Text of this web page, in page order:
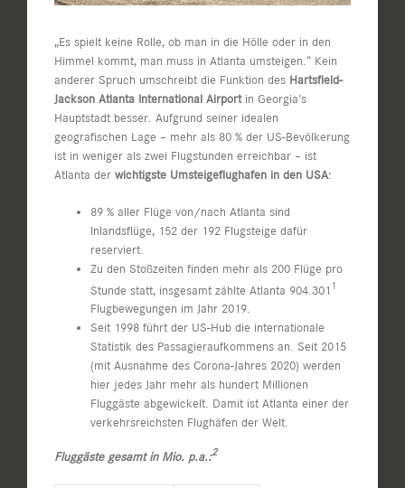
„Es spielt keine Rolle, ob man in die Hölle oder in den
Himmel kommt, man muss in Atlanta umsteigen.“ Kein
anderer Spruch umschreibt die Funktion des Hartsfield-
Jackson Atlanta International Airportin Georgia’s
Hauptstadt besser. Aufgrund seiner idealen
geografischen Lage – mehr als 80 % der US-Bevölkerung
ist in weniger als zwei Flugstunden erreichbar – ist
Atlanta der wichtigste Umsteigeflughafen in den USA:
89 % aller Flüge von/nach Atlanta sind
Inlandsflüge, 152 der 192 Flugsteige dafür
reserviert.
Zu den Stoßzeiten finden mehr als 200 Flüge pro
Stunde statt, insgesamt zählte Atlanta 904.301 1
Flugbewegungen im Jahr 2019.
Seit 1998 führt der US-Hub die internationale
Statistik des Passagieraufkommens an. Seit 2015
(mit Ausnahme des Corona-Jahres 2020) werden
hier jedes Jahr mehr als hundert Millionen
Fluggäste abgewickelt. Damit ist Atlanta einer der
verkehrsreichsten Flughäfen der Welt.
Fluggäste gesamt in Mio. p.a.:2